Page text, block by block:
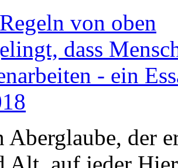
von oben
dass
- ein
Aberglaube, der